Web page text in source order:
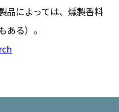
品によっては、燻製香料
ある）。